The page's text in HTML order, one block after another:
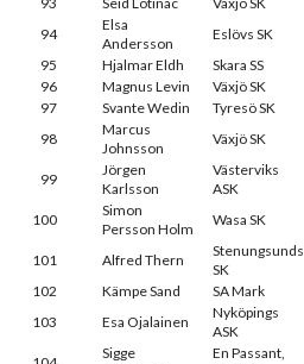
94
Elsa
Andersson
Eslövs SK
95
Hjalmar Eldh Skara SS
96
Magnus Levin Växjö SK
97
Svante Wedin Tyresö SK
98
Marcus
Johnsson
Växjö SK
99
Jörgen
Karlsson
Västerviks
ASK
100
Simon
Persson Holm
Wasa SK
101 Alfred Thern
Stenungsunds
SK
102
Kämpe Sand SA Mark
103
Esa Ojalainen
Nyköpings
ASK
Sigge
En Passant,